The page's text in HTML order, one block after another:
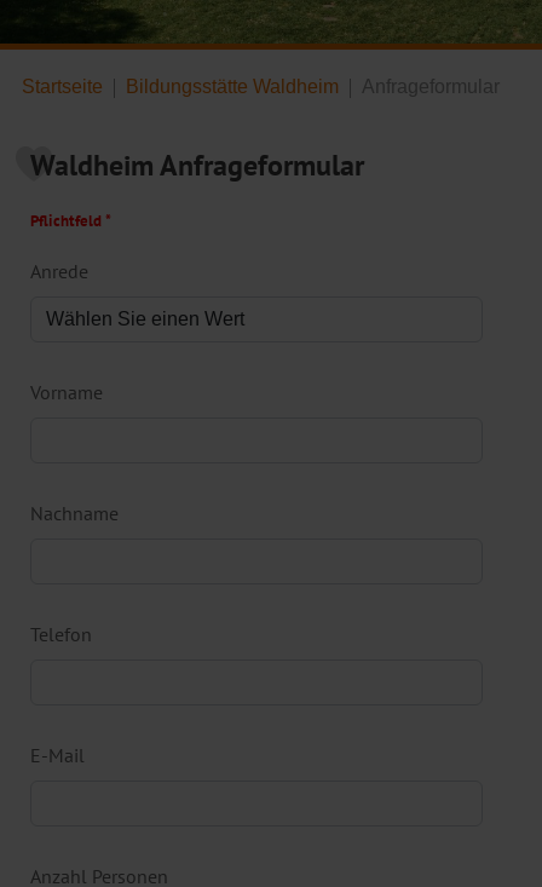
Startseite Bildungsstätte Waldheim Anfrageformular
Waldheim Anfrageformular
Pflichtfeld *
Anrede
Vorname
Nachname
Telefon
E-Mail
Anzahl Personen